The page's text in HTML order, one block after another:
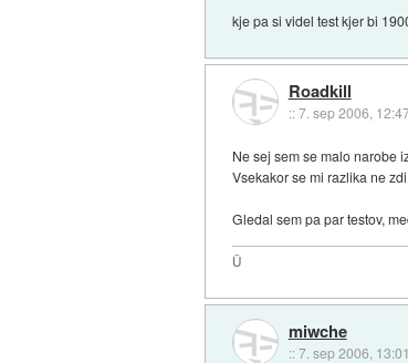
kje pa si videl test kjer bi
Roadkill
::7. sep 2006,
Ne sej sem se malo narobe
Vsekakor se mi razlika ne
Gledal sem pa par testov,
Ü
miwche
::7. sep 2006, 13:01